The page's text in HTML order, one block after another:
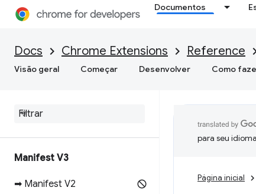
Documentos
Docs Chrome Extensions Reference
Visão geral Começar Desenvolver Como
Manifest V3
➡ Manifest V2
para seu
Página inicial